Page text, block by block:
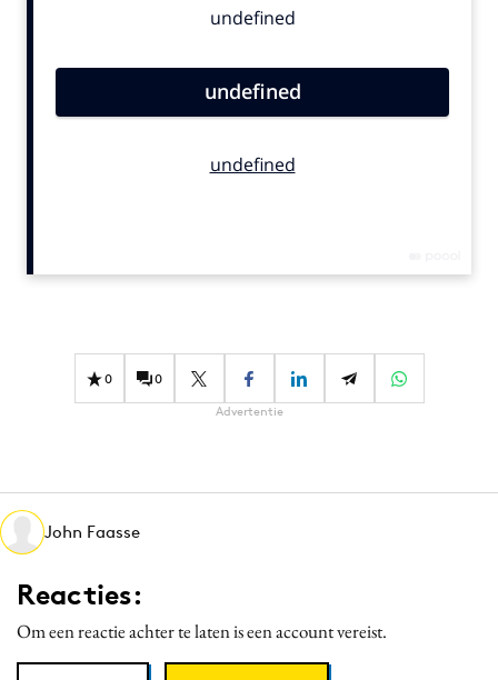
Contentmarketing
Effectiviteit
Gedragsverandering
Martech
Media
Merkstrategie
PR
Programmatic
0 0
Advertentie
John Faasse
Reacties:
Om een reactie achter te laten is een account vereist.